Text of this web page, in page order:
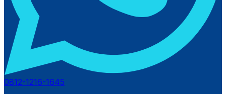
0812-1216-1645